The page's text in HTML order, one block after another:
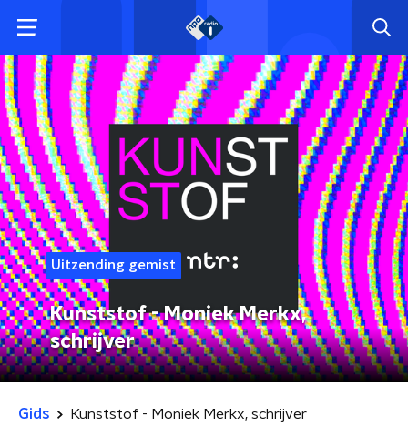
Uitzending gemist
Kunststof - Moniek Merkx,
schrijver
Gids Kunststof - Moniek Merkx, schrijver